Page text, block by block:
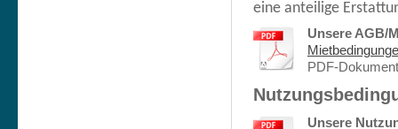
eine anteilige
Unsere AGB/
PDF-
Unsere